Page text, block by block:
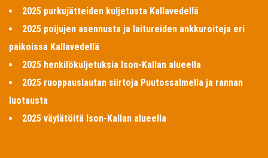
2025 purkujätteiden kuljetusta Kallavedellä
2025 poijujen asennusta ja laitureiden ankkuroiteja eri
paikoissa Kallavedellä
2025 henkilökuljetuksia Ison-Kallan alueella
2025 ruoppauslautan siirtoja Puutossalmella ja rannan
luotausta
2025 väylätöitä Ison-Kallan alueella